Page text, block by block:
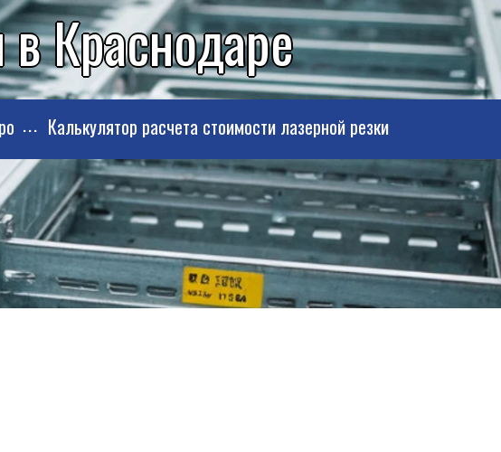
Краснодаре
Калькулятор расчета стоимости лазерной резки